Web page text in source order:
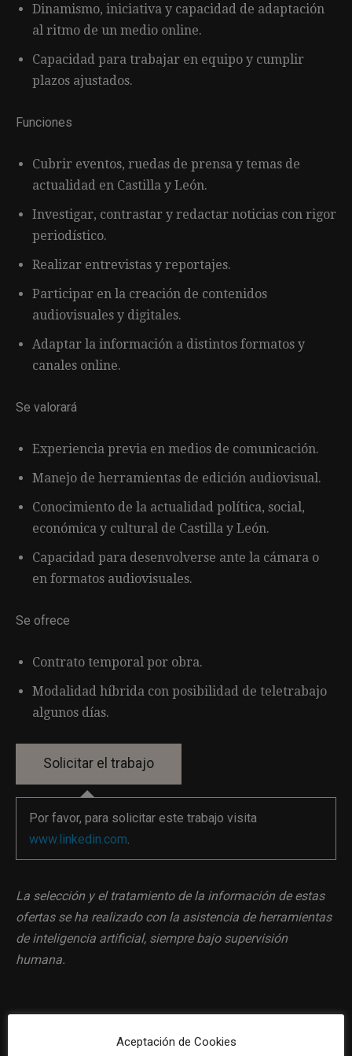
Dinamismo, iniciativa y capacidad de adaptación
al ritmo de un medio online.
Capacidad para trabajar en equipo y cumplir
plazos ajustados.
Funciones
Cubrir eventos, ruedas de prensa y temas de
actualidad en Castilla y León.
Investigar, contrastar y redactar noticias con rigor
periodístico.
Realizar entrevistas y reportajes.
Participar en la creación de contenidos
audiovisuales y digitales.
Adaptar la información a distintos formatos y
canales online.
Se valorará
Experiencia previa en medios de comunicación.
Manejo de herramientas de edición audiovisual.
Conocimiento de la actualidad política, social,
económica y cultural de Castilla y León.
Capacidad para desenvolverse ante la cámara o
en formatos audiovisuales.
Se ofrece
Contrato temporal por obra.
Modalidad híbrida con posibilidad de teletrabajo
algunos días.
Por favor, para solicitar este trabajo visita
www.linkedin.com.
La selección y el tratamiento de la información de estas
ofertas se ha realizado con la asistencia de herramientas
de inteligencia artificial, siempre bajo supervisión
humana.
Aceptación de Cookies